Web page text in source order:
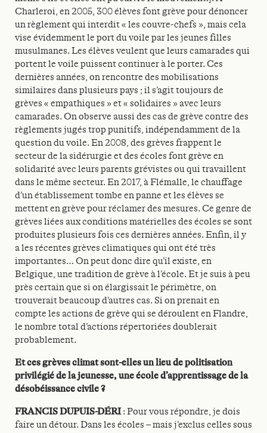
Charleroi, en 2005, 300 élèves font grève pour dénoncer
un règlement qui interdit « les couvre-chefs », mais cela
vise évidemment le port du voile par les jeunes filles
musulmanes. Les élèves veulent que leurs camarades qui
portent le voile puissent continuer à le porter. Ces
dernières années, on rencontre des mobilisations
similaires dans plusieurs pays ; il s’agit toujours de
grèves « empathiques » et « solidaires » avec leurs
camarades. On observe aussi des cas de grève contre des
règlements jugés trop punitifs, indépendamment de la
question du voile. En 2008, des grèves frappent le
secteur de la sidérurgie et des écoles font grève en
solidarité avec leurs parents grévistes ou qui travaillent
dans le même secteur. En 2017, à Flémalle, le chauffage
d’un établissement tombe en panne et les élèves se
mettent en grève pour réclamer des mesures. Ce genre de
grèves liées aux conditions matérielles des écoles se sont
produites plusieurs fois ces dernières années. Enfin, il y
a les récentes grèves climatiques qui ont été très
importantes… On peut donc dire qu’il existe, en
Belgique, une tradition de grève à l’école. Et je suis à peu
près certain que si on élargissait le périmètre, on
trouverait beaucoup d’autres cas. Si on prenait en
compte les actions de grève qui se déroulent en Flandre,
le nombre total d’actions répertoriées doublerait
probablement.
Et ces grèves climat sont-elles un lieu de politisation
privilégié de la jeunesse, une école d’apprentissage de la
désobéissance civile ?
FRANCIS DUPUIS-DÉRI : Pour vous répondre, je dois
faire un détour. Dans les écoles – mais j’exclus celles sous